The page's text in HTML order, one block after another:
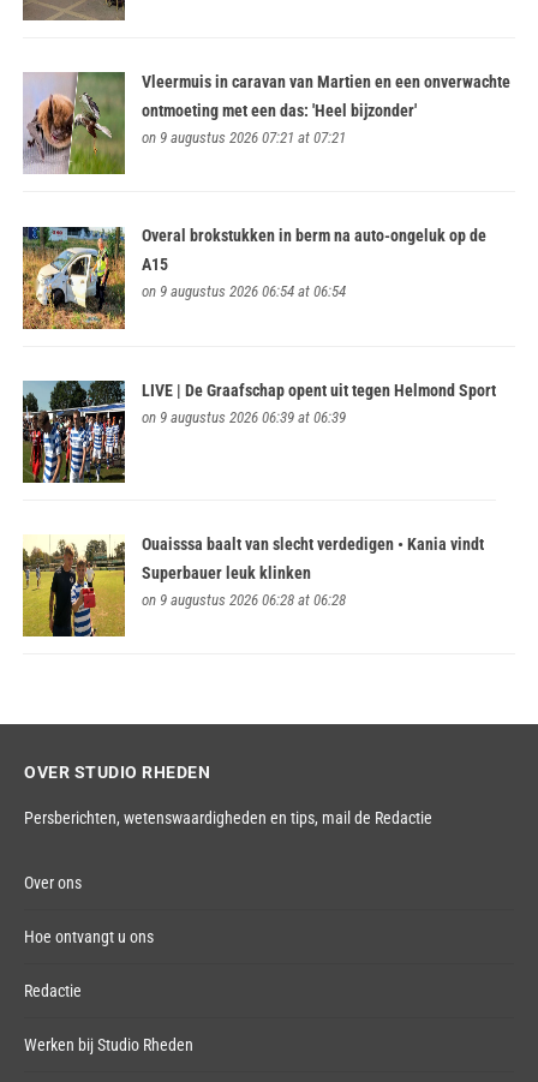
Vleermuis in caravan van Martien en een onverwachte
ontmoeting met een das: 'Heel bijzonder'
on 9 augustus 2026 07:21 at 07:21
Overal brokstukken in berm na auto-ongeluk op de
A15
on 9 augustus 2026 06:54 at 06:54
LIVE | De Graafschap opent uit tegen Helmond Sport
on 9 augustus 2026 06:39 at 06:39
Ouaisssa baalt van slecht verdedigen • Kania vindt
Superbauer leuk klinken
on 9 augustus 2026 06:28 at 06:28
OVER STUDIO RHEDEN
Persberichten, wetenswaardigheden en tips, mail de Redactie
Over ons
Hoe ontvangt u ons
Redactie
Werken bij Studio Rheden